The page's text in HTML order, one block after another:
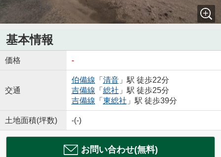
基本情報
価格 -
交通
伯備線 「 清音」駅 徒歩22分
吉備線 「 総社 」駅 徒歩25分
吉備線 「 東総社 」駅 徒歩39分
土地面積(坪数) -(-)
お問い合わせ(無料)